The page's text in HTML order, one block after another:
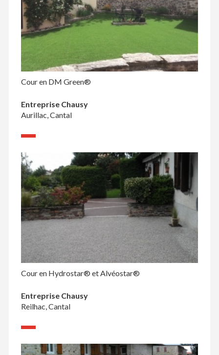
Cour en DM Green®
Entreprise Chausy
Aurillac, Cantal
Cour en Hydrostar® et Alvéostar®
Entreprise Chausy
Reilhac, Cantal